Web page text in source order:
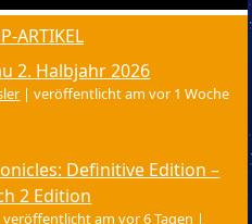
ARTIKEL
2. Halbjahr 2026
|veröffentlicht am vor 1 Woche
Definitive Edition –
2 Edition
veröffentlicht am vor 6 Tagen |